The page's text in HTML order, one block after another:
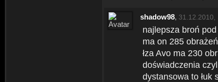
shadow98, 31.12.2010,
najlepsza broń
ma on 285
łza Avo ma 230
doświadczenia
dystansowa to łuk